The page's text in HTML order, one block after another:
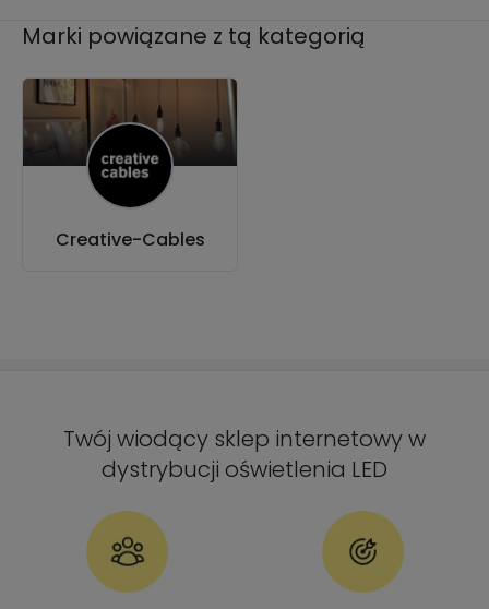
Marki powiązane z tą kategorią
Creative-Cables
Twój wiodący sklep internetowy w
dystrybucji oświetlenia LED